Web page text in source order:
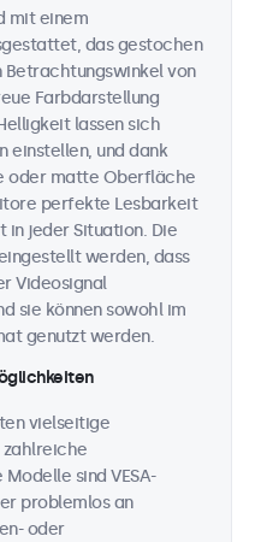
mit einem
das gestochen
von
Farbdarstellung
lassen sich
einstellen, und dank
oder matte Oberfläche
perfekte Lesbarkeit
in jeder Situation. Die
werden, dass
Videosignal
sie können sowohl im
genutzt werden.
vielseitige
sind VESA-
problemlos an
oder